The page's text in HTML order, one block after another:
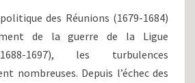
LA
LIGUE
D’AUGSBOURG,
DU
des Réunions (1679-1684)
de la guerre de la Ligue
1697), les turbulences
nombreuses. Depuis l’échec des